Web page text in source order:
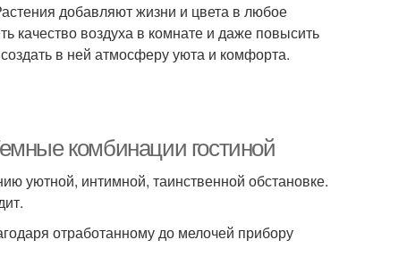
добавляют жизни и цвета в любое
качество воздуха в комнате и даже повысить
в ней атмосферу уюта и комфорта.
комбинации гостиной
уютной, интимной, таинственной обстановке.
отработанному до мелочей прибору